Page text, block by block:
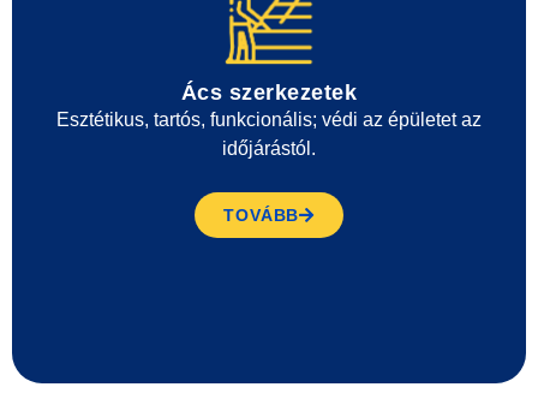
Ács szerkezetek
Esztétikus, tartós, funkcionális; védi az épületet az
időjárástól.
TOVÁBB